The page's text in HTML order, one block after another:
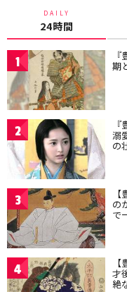
DAILY
24時間
1 期
2 溺
の
3 の
で
4 才
絶